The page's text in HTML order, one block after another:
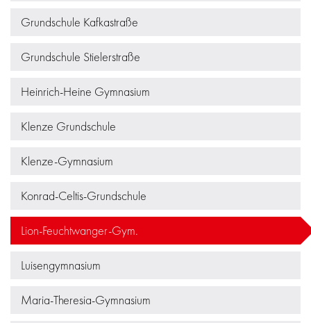
Grundschule Kafkastraße
Grundschule Stielerstraße
Heinrich-Heine Gymnasium
Klenze Grundschule
Klenze-Gymnasium
Konrad-Celtis-Grundschule
Lion-Feuchtwanger-Gym.
Luisengymnasium
Maria-Theresia-Gymnasium